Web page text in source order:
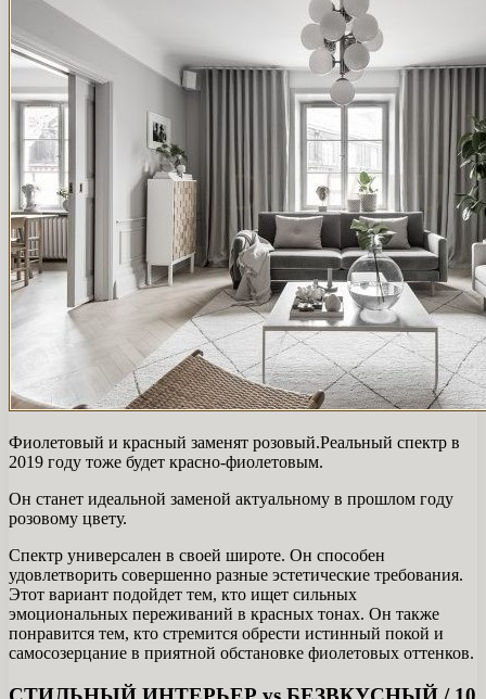
Фиолетовый и красный заменят розовый.Реальный спектр в
2019 году тоже будет красно-фиолетовым.
Он станет идеальной заменой актуальному в прошлом году
розовому цвету.
Спектр универсален в своей широте. Он способен
удовлетворить совершенно разные эстетические требования.
Этот вариант подойдет тем, кто ищет сильных
эмоциональных переживаний в красных тонах. Он также
понравится тем, кто стремится обрести истинный покой и
самосозерцание в приятной обстановке фиолетовых оттенков.